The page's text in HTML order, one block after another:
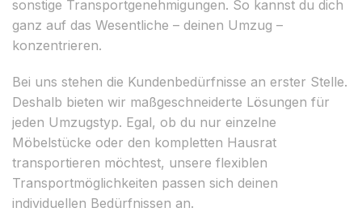
sonstige Transportgenehmigungen. So kannst du dich
ganz auf das Wesentliche – deinen Umzug –
konzentrieren.
Bei uns stehen die Kundenbedürfnisse an erster Stelle.
Deshalb bieten wir maßgeschneiderte Lösungen für
jeden Umzugstyp. Egal, ob du nur einzelne
Möbelstücke oder den kompletten Hausrat
transportieren möchtest, unsere flexiblen
Transportmöglichkeiten passen sich deinen
individuellen Bedürfnissen an.